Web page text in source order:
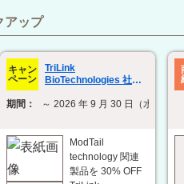
アップ
キャン
ペーン
TriLink
BioTechnologies 社
連製品 30% OFF キャン
期間： ～ 2026 年 9 月 30 日（水）
ModTail
technology 関連
製品を 30% OFF